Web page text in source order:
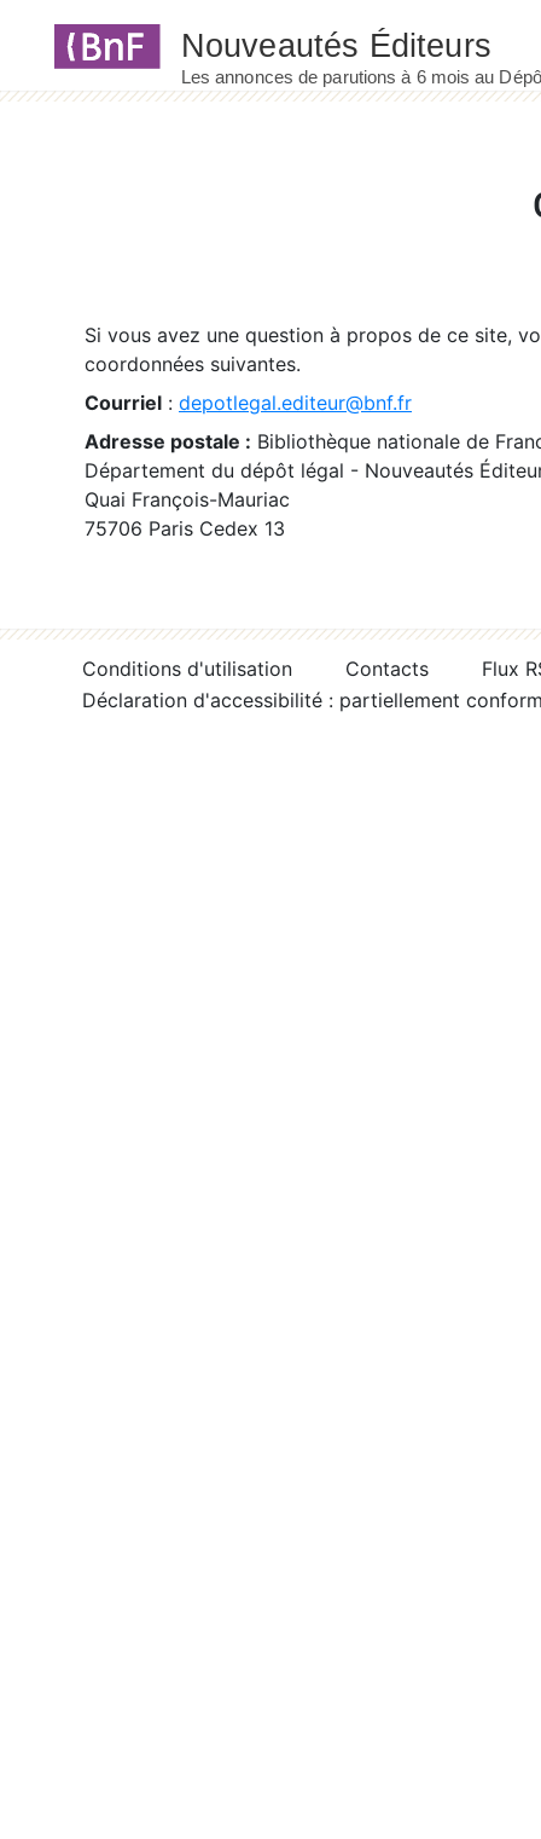
Si vous avez une question à propos de ce site,
coordonnées suivantes.
Courriel : depotlegal.editeur@bnf.fr
Adresse postale : Bibliothèque nationale de
Département du dépôt légal - Nouveautés
Quai François-Mauriac
75706 Paris Cedex 13
Conditions d'utilisation Contacts
Flux
Déclaration d'accessibilité : partiellement